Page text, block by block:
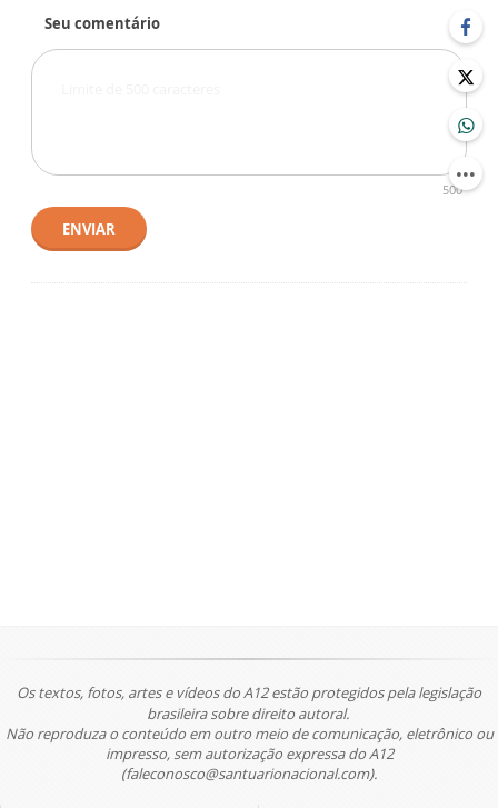
Seu comentário
500
ENVIAR
Os textos, fotos, artes e vídeos do A12 estão protegidos pela legislação
brasileira sobre direito autoral.
Não reproduza o conteúdo em outro meio de comunicação, eletrônico ou
impresso, sem autorização expressa do A12
(faleconosco@santuarionacional.com).